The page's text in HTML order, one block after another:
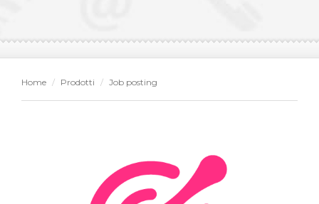
Home Prodotti Job posting